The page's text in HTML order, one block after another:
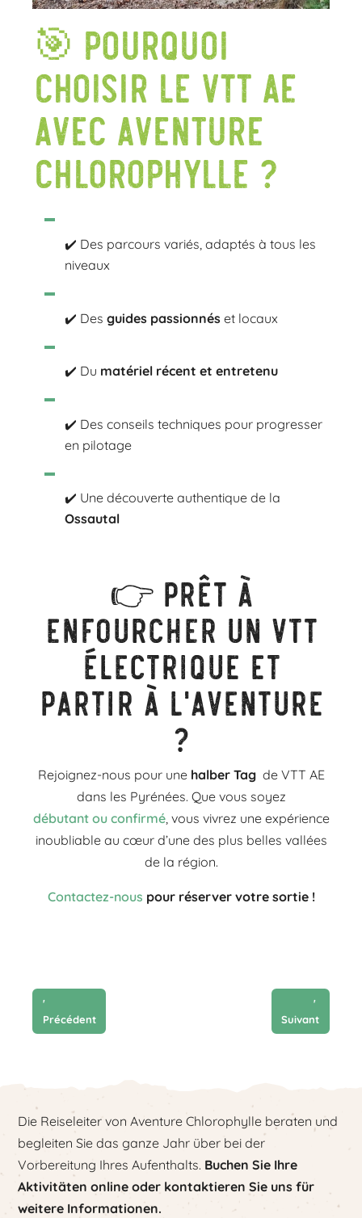
🎯 Pourquoi
choisir le VTT AE
avec Aventure
Chlorophylle ?
✔️ Des parcours variés, adaptés à tous les
niveaux
✔️ Desguides passionnés et locaux
✔️ Du matériel récent et entretenu
✔️ Des conseils techniques pour progresser
en pilotage
✔️ Une découverte authentique de la
Ossautal
👉 Prêt à
enfourcher un VTT
électrique et
partir à l’aventure
?
Rejoignez-nous pour une halber Tag de VTT AE
dans les Pyrénées. Que vous soyez
débutant ou confirmé, vous vivrez une expérience
inoubliable au cœur d’une des plus belles vallées
de la région.
Contactez-nous pour réserver votre sortie !
'
Précédent
Suivant
'
Die Reiseleiter von Aventure Chlorophylle beraten und
begleiten Sie das ganze Jahr über bei der
Vorbereitung Ihres Aufenthalts. Buchen Sie Ihre
Aktivitäten online oder kontaktieren Sie uns für
weitere Informationen.